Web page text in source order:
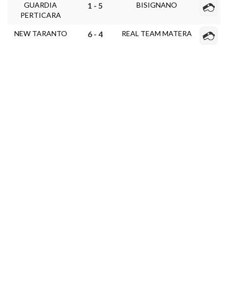
GUARDIA
PERTICARA
1 - 5 BISIGNANO
NEW TARANTO 6 - 4 REAL TEAM MATERA